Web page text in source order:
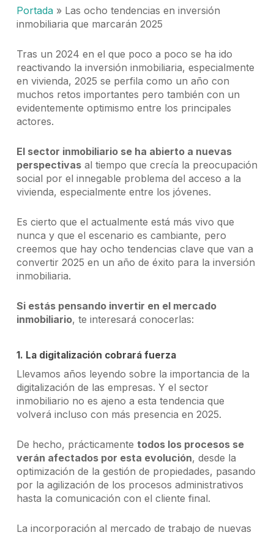
Portada» Las ocho tendencias en inversión
inmobiliaria que marcarán 2025
Tras un 2024 en el que poco a poco se ha ido
reactivando la inversión inmobiliaria, especialmente
en vivienda, 2025 se perfila como un año con
muchos retos importantes pero también con un
evidentemente optimismo entre los principales
actores.
El sector inmobiliario se ha abierto a nuevas
perspectivasal tiempo que crecía la preocupación
social por el innegable problema del acceso a la
vivienda, especialmente entre los jóvenes.
Es cierto que el actualmente está más vivo que
nunca y que el escenario es cambiante, pero
creemos que hay ocho tendencias clave que van a
convertir 2025 en un año de éxito para la inversión
inmobiliaria.
Si estás pensando invertir en el mercado
inmobiliario, te interesará conocerlas:
1. La digitalización cobrará fuerza
Llevamos años leyendo sobre la importancia de la
digitalización de las empresas. Y el sector
inmobiliario no es ajeno a esta tendencia que
volverá incluso con más presencia en 2025.
De hecho, prácticamente todos los procesos se
verán afectados por esta evolución, desde la
optimización de la gestión de propiedades, pasando
por la agilización de los procesos administrativos
hasta la comunicación con el cliente final.
La incorporación al mercado de trabajo de nuevas